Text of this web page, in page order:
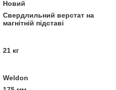
Новий
Свердлильний верстат на
магнітній підставі
21 кг
Weldon